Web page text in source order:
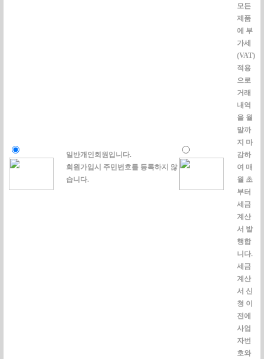
일반개인회원입니다.
회원가입시 주민번호를 등록하지 않
습니다.
모든
제품
에 부
가세
(VAT)
적용
으로
거래
내역
을 월
말까
지 마
감하
여 매
월 초
부터
세금
계산
서 발
행합
니다.
세금
계산
서 신
청 이
전에
사업
자번
호와